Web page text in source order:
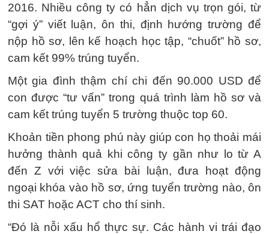
2016. Nhiều công ty có hẳn dịch vụ trọn gói, từ
“gợi ý” viết luận, ôn thi, định hướng trường để
nộp hồ sơ, lên kế hoạch học tập, “chuốt” hồ sơ,
cam kết 99% trúng tuyển.
Một gia đình thậm chí chi đến 90.000 USD để
con được “tư vấn” trong quá trình làm hồ sơ và
cam kết trúng tuyển 5 trường thuộc top 60.
Khoản tiền phong phú này giúp con họ thoải mái
hưởng thành quả khi công ty gần như lo từ A
đến Z với việc sửa bài luận, đưa hoạt động
ngoại khóa vào hồ sơ, ứng tuyển trường nào, ôn
thi SAT hoặc ACT cho thí sinh.
“Đó là nỗi xấu hổ thực sự. Các hành vi trái đạo